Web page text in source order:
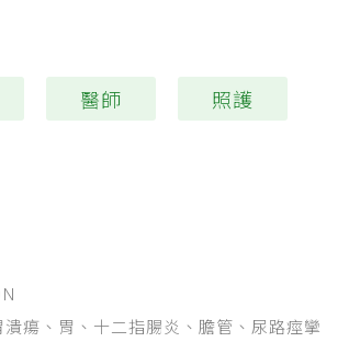
醫師 照護
瘍、胃、十二指腸炎、膽管、尿路痙攣